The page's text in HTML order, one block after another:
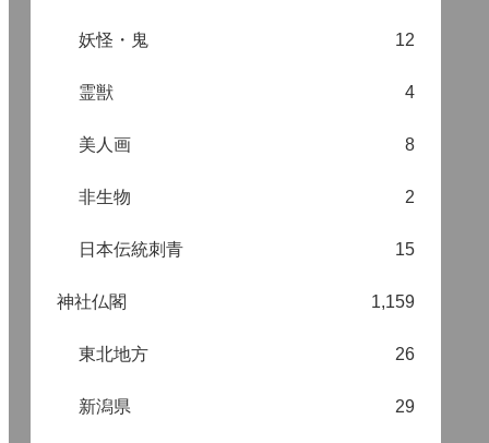
妖怪・鬼 12
霊獣 4
美人画 8
非生物 2
日本伝統刺青 15
神社仏閣 1,159
東北地方 26
新潟県 29